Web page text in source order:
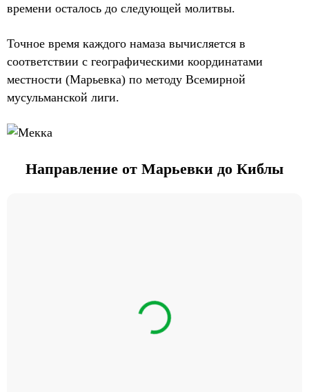
времени осталось до следующей молитвы.
Точное время каждого намаза вычисляется в
соответствии с географическими координатами
местности (Марьевка) по методу Всемирной
мусульманской лиги.
Направление от Марьевки до Киблы